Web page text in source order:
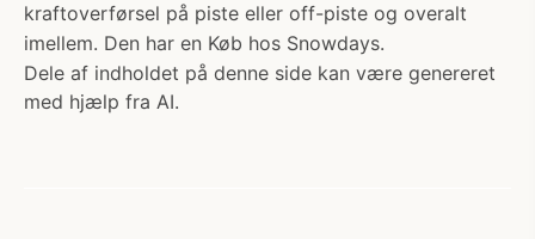
kraftoverførsel på piste eller off-piste og overalt
imellem. Den har en Køb hos Snowdays.
Dele af indholdet på denne side kan være genereret
med hjælp fra AI.